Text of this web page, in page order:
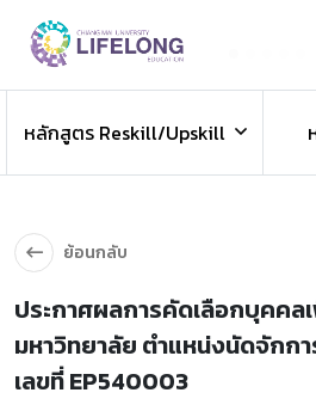
ข่าวประชา
ข่าวสารองค์กร ข่าวสารกิจกรรม
หลักสูตร Reskill/Upskill
ย้อนกลับ
ประกาศผลการคัดเลือกบุคคล
มหาวิทยาลัย ตำแหน่งนัดจักก
เลขที่ EP540003